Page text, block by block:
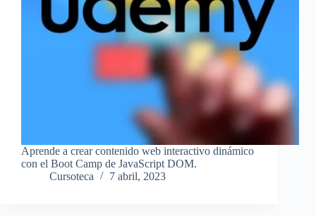
Aprende a crear contenido web interactivo dinámico
con el Boot Camp de JavaScript DOM.
Cursoteca
7 abril, 2023